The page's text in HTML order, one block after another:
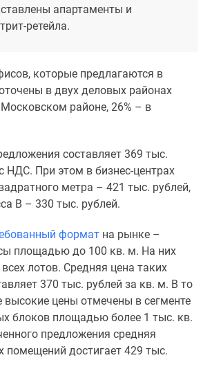
апартаменты и
ретейла.
которые предлагаются в
в двух деловых районах
районе, 26% – в
составляет 369 тыс.
НДС. При этом в бизнес-центрах
метра – 421 тыс. рублей,
В – 330 тыс. рублей.
формат на рынке –
площадью до 100 кв. м. На них
лотов. Средняя цена таких
370 тыс. рублей за кв. м. В то
цены отмечены в сегменте
блоков площадью более 1 тыс. кв.
предложения средняя
помещений достигает 429 тыс.